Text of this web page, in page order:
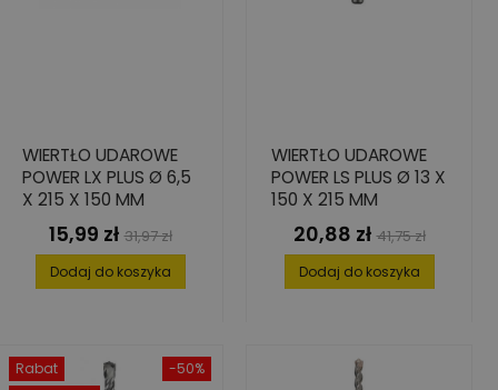
WIERTŁO UDAROWE
POWER LX PLUS Ø 6,5
X 215 X 150 MM
Cena
15,99 zł Cena
podstawowa
31,97 zł
Dodaj do koszyka
WIERTŁO UDAROWE
POWER LS PLUS Ø 13 X
150 X 215 MM
Cena
20,88 zł Cena
podstawowa
41,75 zł
Dodaj do koszyka
-50%
Rabat